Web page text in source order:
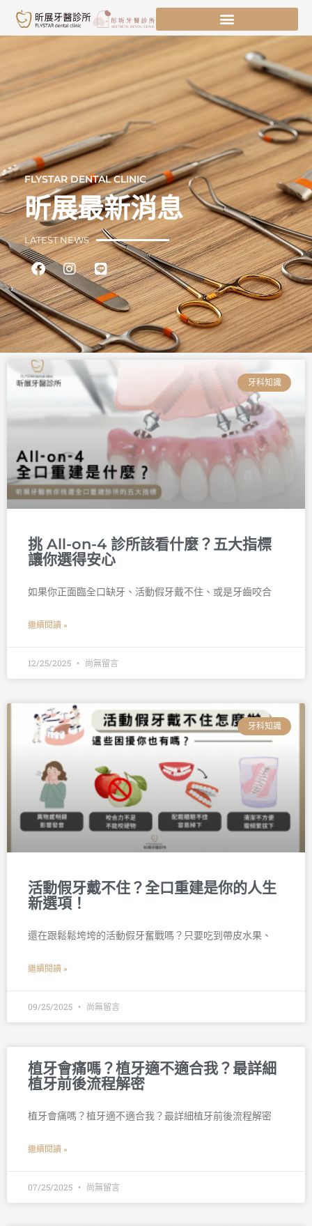
主
容
FLYSTAR DENTAL CLINIC
昕展最新消息
LATEST NEWS
FacebookInstagram
Line
牙科知識
挑 All-on-4 診所該看什麼？五大指標
讓你選得安心
如果你正面臨全口缺牙、活動假牙戴不住、或是牙齒咬合
繼續閱讀 »
12/25/2025 尚無留言
牙科知識
活動假牙戴不住？全口重建是你的人生
新選項！
還在跟鬆鬆垮垮的活動假牙奮戰嗎？只要吃到帶皮水果、
繼續閱讀 »
09/25/2025 尚無留言
植牙會痛嗎？植牙適不適合我？最詳細
植牙前後流程解密
植牙會痛嗎？植牙適不適合我？最詳細植牙前後流程解密
繼續閱讀 »
07/25/2025 尚無留言
面